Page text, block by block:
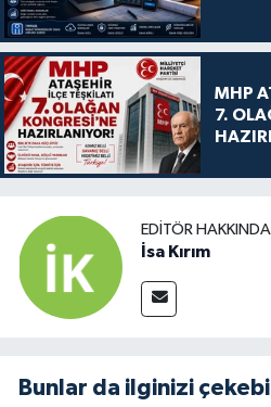
MHP
7.
EDITÖR HAKKINDA
İsa Kırım
Bunlar da ilginizi